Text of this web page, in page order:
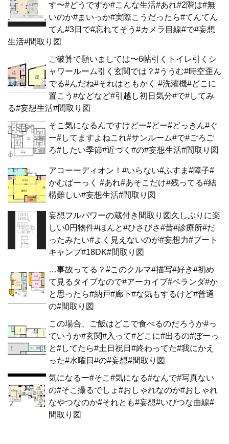
す〜#どうですか#こんな生活#あれ#2階は#無
いのか#まいっか#実際こうだったら#てんてん
てん#3日で#忘れてそう#カメラ目線#で#妄想
生活#間取り図
ご破算で願いましては〜6帖引くトイレ引くシ
ャワールーム引く玄関では？#ううむ#時空歪ん
でる#んだね#それはともかく #洗濯機#どこに
置こう#などなど#引越し初日気分#で#してみ
る#妄想生活#間取り図
そこ気になるんですけどー#どー#どっきん#ぐ
ー#してますよねこれ#サンルーム#で#ごろご
ろ#したい季節#近づく#の#妄想生活#間取り図
アコーーディオン！#いらない#ふすま#障子#
かむばーっく #あれ#あそこだけ#残ってる#結
構難しい#妄想生活#間取り図
妄想フルパワーの蔵付き間取り図久しぶりに楽
しい0円物件#ほんと#ひさびさ#昔#診療所#だ
ったみたい#よく見えないのが#妄想力#ブート
キャンプ#18DK#間取り図
…事故ってる？#このクルマ#描写#好き#初め
て見るタイプなので#アーカイブ#ベランダ#か
と思ったら#納戸#廊下#な気もするけど#普通
の#間取り図
この場合、ご飯はどこで食べるのだろうか#っ
ていうか#玄関#入って#どこに#出るの#ぼーっ
と#してたら#土日祝日#終わってた#我にかえ
った#水曜日#の#妄想#間取り図
気になるー#そこ#気になる#なんで#写真ない
の#そこ撮るでしょ#おしゃれなのか#おしゃれ
なやつなのか#それとも#妄想#いびつな曲線#
間取り図